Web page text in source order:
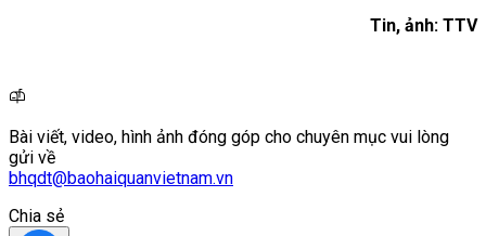
Tin, ảnh: TTV
Bài viết, video, hình ảnh đóng góp cho chuyên mục vui lòng
gửi về
bhqdt@baohaiquanvietnam.vn
Chia sẻ